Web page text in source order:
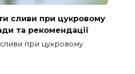
сливи при цукровому
та рекомендації
при цукровому